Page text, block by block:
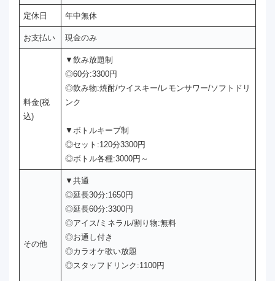
定休日 年中無休
お支払い 現金のみ
料金(税
込)
▼飲み放題制
◎60分:3300円
◎飲み物:焼酎/ウイスキー/レモンサワー/ソフトドリ
ンク
▼ボトルキープ制
◎セット:120分3300円
◎ボトル各種:3000円～
その他
▼共通
◎延長30分:1650円
◎延長60分:3300円
◎アイス/ミネラル/割り物:無料
◎お通し付き
◎カラオケ歌い放題
◎スタッフドリンク:1100円